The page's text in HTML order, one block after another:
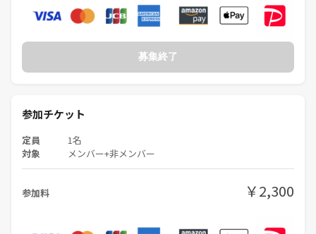
募集終了
参加チケット
定員 1名
対象
メンバー+非メンバー
参加料 ￥2,300